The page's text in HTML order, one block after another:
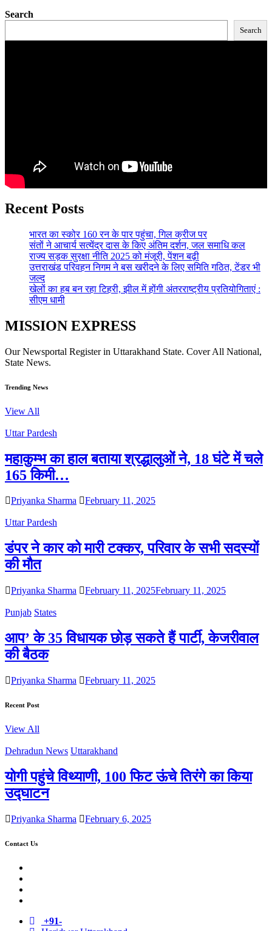
Search
Search
Recent Posts
भारत का स्कोर 160 रन के पार पहुंचा, गिल क्रीज पर
संतों ने आचार्य सत्येंद्र दास के किए अंतिम दर्शन, जल समाधि कल
राज्य सड़क सुरक्षा नीति 2025 को मंजूरी, पेंशन बढ़ी
उत्तराखंड परिवहन निगम ने बस खरीदने के लिए समिति गठित, टेंडर भी
जल्द
खेलों का हब बन रहा टिहरी, झील में होंगी अंतरराष्ट्रीय प्रतियोगिताएं :
सीएम धामी
MISSION EXPRESS
Our Newsportal Register in Uttarakhand State. Cover All National,
State News.
Trending News
View All
Uttar Pardesh
महाकुम्भ का हाल बताया श्रद्धालुओं ने, 18 घंटे में चले
165 किमी…
Priyanka Sharma February 11, 2025
Uttar Pardesh
डंपर ने कार को मारी टक्कर, परिवार के सभी सदस्यों
की मौत
Priyanka Sharma February 11, 2025February 11, 2025
Punjab States
आप’ के 35 विधायक छोड़ सकते हैं पार्टी, केजरीवाल
की बैठक
Priyanka Sharma February 11, 2025
Recent Post
View All
Dehradun News Uttarakhand
योगी पहुंचे विथ्याणी, 100 फिट ऊंचे तिरंगे का किया
उद्घाटन
Priyanka Sharma February 6, 2025
Contact Us
+91-